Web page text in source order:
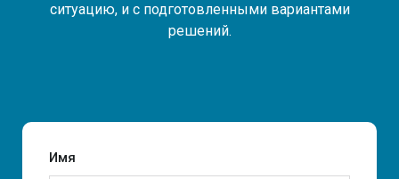
ситуацию, и с подготовленными вариантами
решений.
Имя